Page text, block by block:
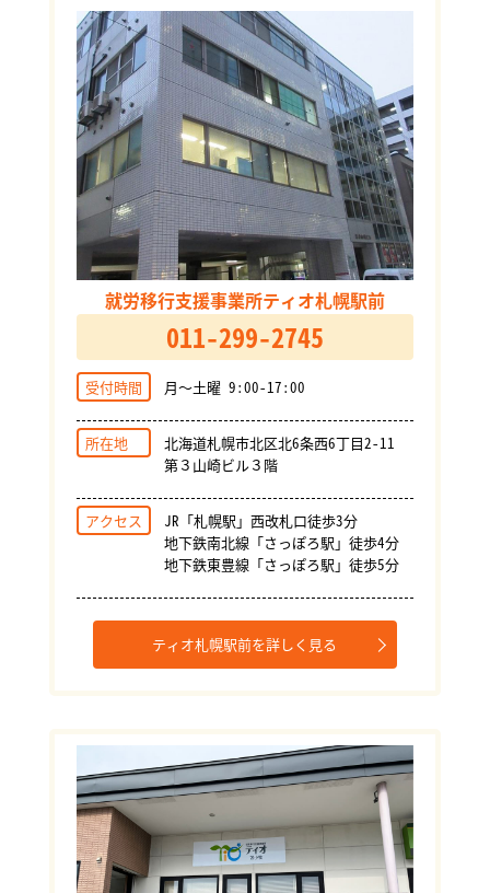
就労移行支援事業所ティオ札幌駅前
011-299-2745
受付時間 月～土曜 9:00-17:00
所在地
北海道札幌市北区北6条西6丁目2-11
第３山崎ビル３階
アクセス
JR「札幌駅」西改札口徒歩3分
地下鉄南北線「さっぽろ駅」徒歩4分
地下鉄東豊線「さっぽろ駅」徒歩5分
ティオ札幌駅前を詳しく見る